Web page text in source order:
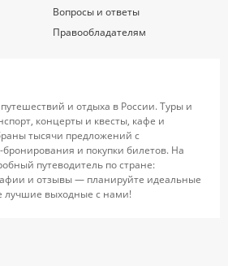
Вопросы и ответы
Правообладателям
и отдыха в России. Туры и
концерты и квесты, кафе и
тысячи предложений с
и покупки билетов. На
путеводитель по стране:
и отзывы — планируйте идеальные
лучшие выходные с нами!